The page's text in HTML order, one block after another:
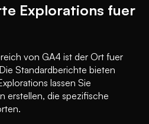
Explorations fuer
von GA4 ist der Ort fuer
Standardberichte bieten
lassen Sie
erstellen, die spezifische